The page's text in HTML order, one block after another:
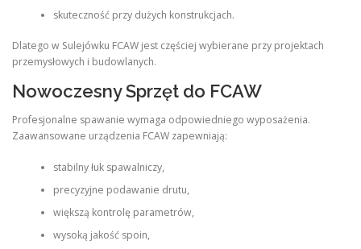
skuteczność przy dużych konstrukcjach.
Dlatego w Sulejówku FCAW jest częściej wybierane przy projektach
przemysłowych i budowlanych.
Nowoczesny Sprzęt do FCAW
Profesjonalne spawanie wymaga odpowiedniego wyposażenia.
Zaawansowane urządzenia FCAW zapewniają:
stabilny łuk spawalniczy,
precyzyjne podawanie drutu,
większą kontrolę parametrów,
wysoką jakość spoin,